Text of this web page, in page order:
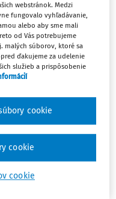
odpovídá i relativně
a latinsky
vnímáno jako
sporného pojmu by
svých slov.
s nimiž - od druhých -
i nejednoznačnost
o určitém
to zdaleka neplatí.
webstránok. Medzi
fungovalo vyhľadávanie,
alebo aby sme mali
od Vás potrebujeme
malých súborov, ktoré sa
ďakujeme za udelenie
služieb a prispôsobenie
cookie
cookie
cookie